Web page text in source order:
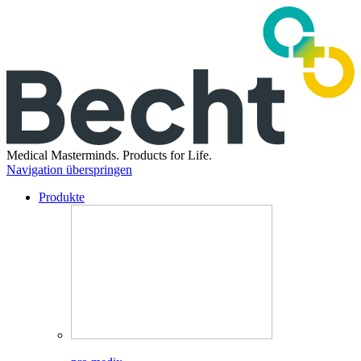
Medical Masterminds. Products for Life.
Navigation überspringen
Produkte